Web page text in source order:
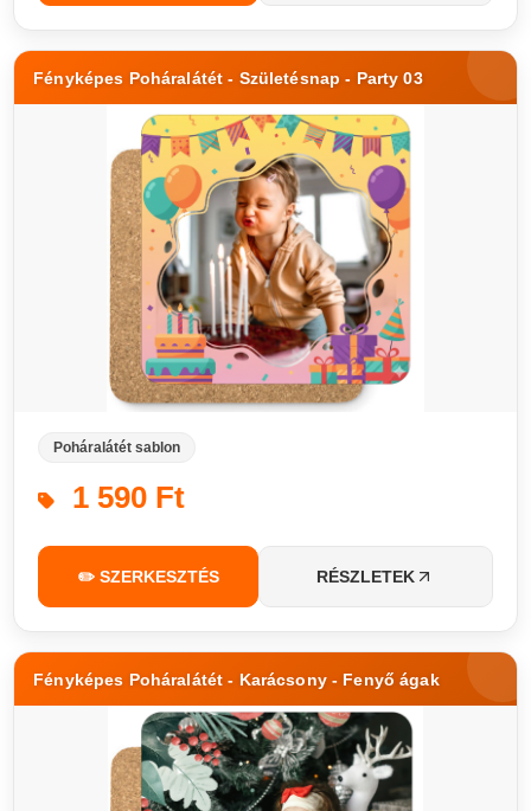
Fényképes Poháralátét - Születésnap - Party 03
Poháralátét sablon
1 590 Ft
✏️ SZERKESZTÉS RÉSZLETEK
Fényképes Poháralátét - Karácsony - Fenyő ágak